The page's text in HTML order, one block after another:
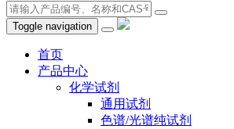
Toggle navigation
首页
产品中心
化学试剂
通用试剂
色谱/光谱纯试剂